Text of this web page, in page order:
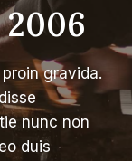
gravida.
nunc non
duis